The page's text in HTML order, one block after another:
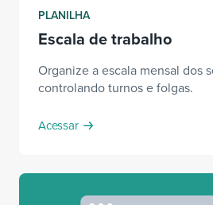
PLANILHA
Escala de trabalho
Organize a escala mensal dos
controlando turnos e folgas.
Acessar